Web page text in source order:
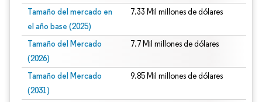
Tamaño del mercado en
el año base (2025)
7.33 Mil millones de dólares
Tamaño del Mercado
(2026)
7.7 Mil millones de dólares
Tamaño del Mercado
(2031)
9.85 Mil millones de dólares